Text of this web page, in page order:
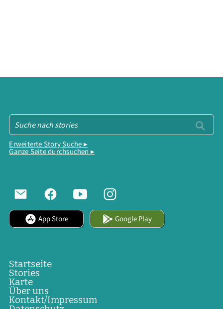
Erweiterte Story Suche ▸
Ganze Seite durchsuchen ▸
App Store Google Play
Startseite
Stories
Karte
Über uns
Kontakt/Impressum